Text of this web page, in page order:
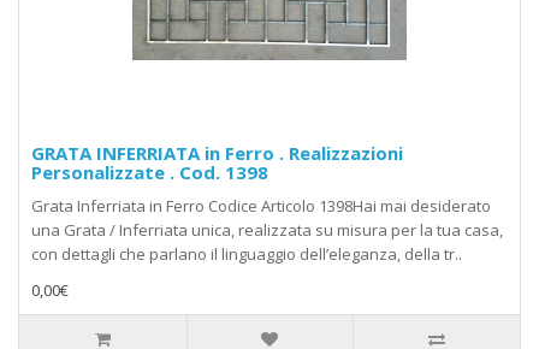
GRATA INFERRIATA in Ferro . Realizzazioni
Personalizzate . Cod. 1398
Grata Inferriata in Ferro Codice Articolo 1398Hai mai desiderato
una Grata / Inferriata unica, realizzata su misura per la tua casa,
con dettagli che parlano il linguaggio dell’eleganza, della tr..
0,00€